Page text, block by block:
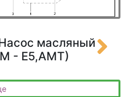
масляный
- Е5,АМТ)